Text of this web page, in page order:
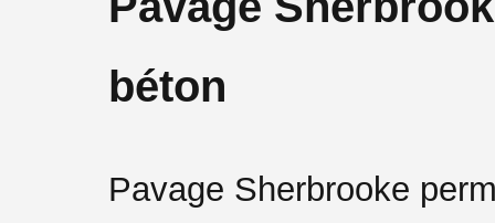
béton
Pavage Sherbrooke